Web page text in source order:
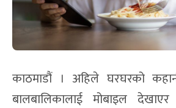
काठमाडौं । अहिले घरघरको
बालबालिकालाई मोबाइल